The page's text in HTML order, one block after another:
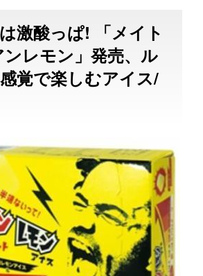
激酸っぱ! 「メイト
レモン」発売、ル
覚で楽しむアイス/